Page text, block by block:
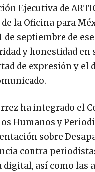
Ejecutiva de
la Oficina para
septiembre de
y honestidad en
de expresión y el
ha integrado el
Humanos y
sobre
contra
así como las